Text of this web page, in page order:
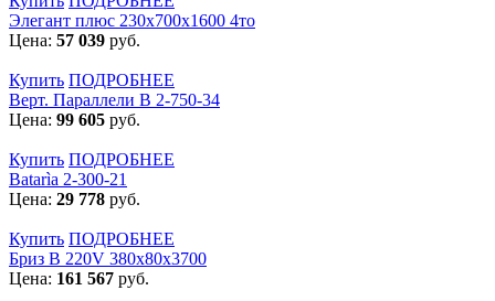
Элегант плюс 230x700x1600 4то
Цена: 57 039 руб.
Купить ПОДРОБНЕЕ
Верт. Параллели В 2-750-34
Цена: 99 605 руб.
Купить ПОДРОБНЕЕ
Batarìa 2-300-21
Цена: 29 778 руб.
Купить ПОДРОБНЕЕ
Бриз В 220V 380x80x3700
Цена: 161 567 руб.